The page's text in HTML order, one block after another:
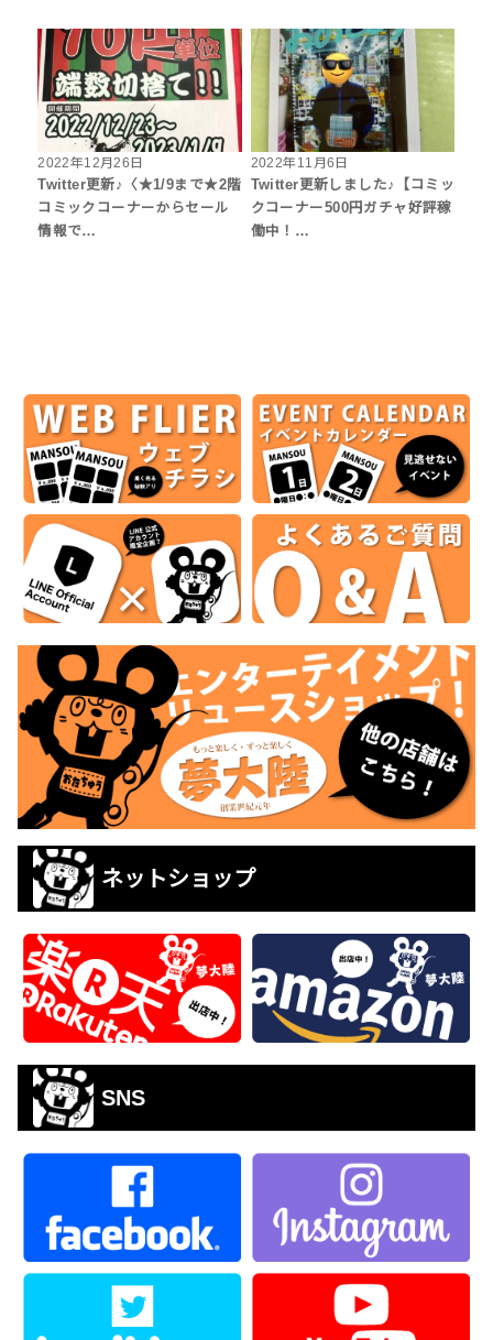
2022年12月26日
Twitter更新♪〈★1/9まで★2階
コミックコーナーからセール
情報で…
2022年11月6日
Twitter更新しました♪【コミッ
クコーナー500円ガチャ好評稼
働中！…
ネットショップ
SNS